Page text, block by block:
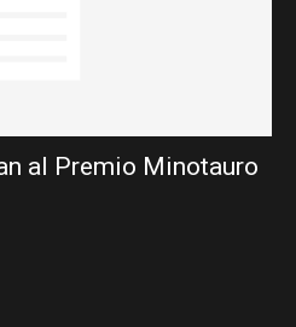
al Premio Minotauro